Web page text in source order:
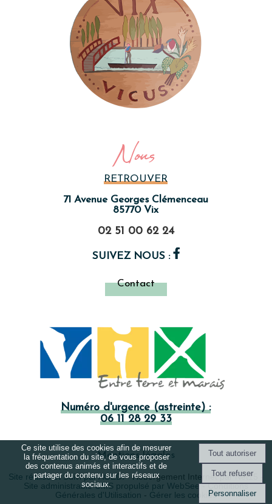
Nous
RETROUVER
71 Avenue Georges Clémenceau
85770 Vix
02 51 00 62 24
SUIVEZ NOUS :
Contact
Numéro d'urgence (astreinte) :
06 11 28 29 33
Mentions légales
Site réalisé et Suivi par AGEDI- Hébergement Internet par Net15 -
Site administrable CMS propulsé par WebSee-Conditions
Générales d'Utilisation - Gérer les cookies
Ce site utilise des cookies afin de mesurer
la fréquentation du site, de vous proposer
des contenus animés et interactifs et de
partager du contenu sur les réseaux
sociaux.
Personnaliser